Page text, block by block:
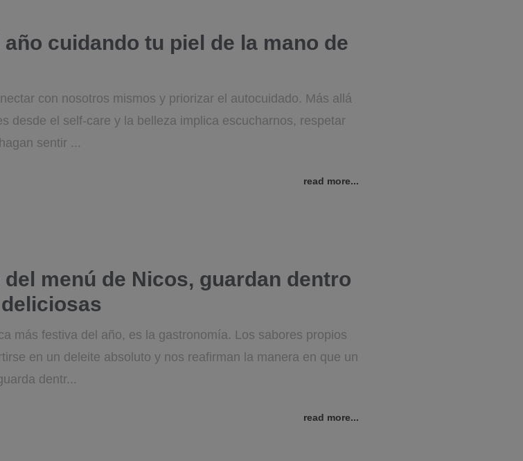
cuidando tu piel de la mano de
con nosotros mismos y priorizar el autocuidado. Más allá
desde el self-care y la belleza implica escucharnos, respetar
sentir ...
read more...
menú de Nicos, guardan dentro
más festiva del año, es la gastronomía. Los sabores propios
en un deleite absoluto y nos reafirman la manera en que un
dentr...
read more...